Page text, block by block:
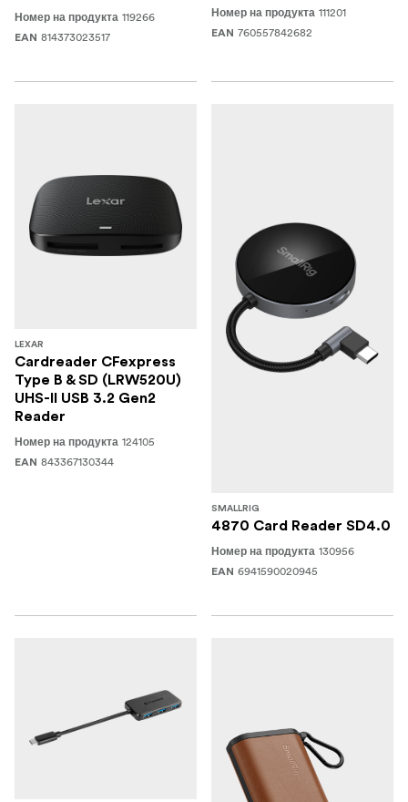
Номер на продукта 119266
EAN 814373023517
Номер на продукта 111201
EAN 760557842682
LEXAR
Cardreader CFexpress
Type B & SD (LRW520U)
UHS-II USB 3.2 Gen2
Reader
Номер на продукта 124105
EAN 843367130344
SMALLRIG
4870 Card Reader SD4.0
Номер на продукта 130956
EAN 6941590020945